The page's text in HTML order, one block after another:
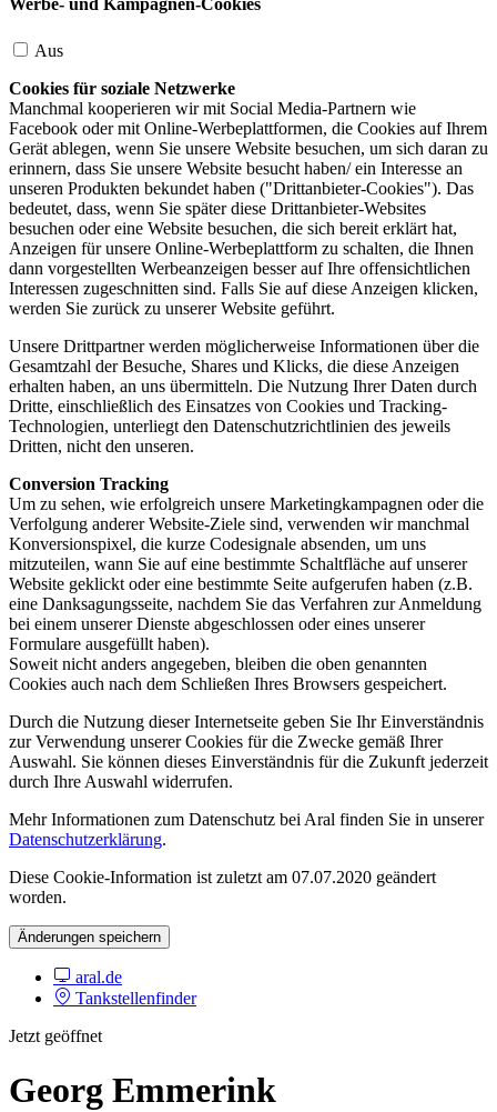
Werbe- und Kampagnen-Cookies
Aus
Cookies für soziale Netzwerke
Manchmal kooperieren wir mit Social Media-Partnern wie
Facebook oder mit Online-Werbeplattformen, die Cookies auf Ihrem
Gerät ablegen, wenn Sie unsere Website besuchen, um sich daran zu
erinnern, dass Sie unsere Website besucht haben/ ein Interesse an
unseren Produkten bekundet haben ("Drittanbieter-Cookies"). Das
bedeutet, dass, wenn Sie später diese Drittanbieter-Websites
besuchen oder eine Website besuchen, die sich bereit erklärt hat,
Anzeigen für unsere Online-Werbeplattform zu schalten, die Ihnen
dann vorgestellten Werbeanzeigen besser auf Ihre offensichtlichen
Interessen zugeschnitten sind. Falls Sie auf diese Anzeigen klicken,
werden Sie zurück zu unserer Website geführt.
Unsere Drittpartner werden möglicherweise Informationen über die
Gesamtzahl der Besuche, Shares und Klicks, die diese Anzeigen
erhalten haben, an uns übermitteln. Die Nutzung Ihrer Daten durch
Dritte, einschließlich des Einsatzes von Cookies und Tracking-
Technologien, unterliegt den Datenschutzrichtlinien des jeweils
Dritten, nicht den unseren.
Conversion Tracking
Um zu sehen, wie erfolgreich unsere Marketingkampagnen oder die
Verfolgung anderer Website-Ziele sind, verwenden wir manchmal
Konversionspixel, die kurze Codesignale absenden, um uns
mitzuteilen, wann Sie auf eine bestimmte Schaltfläche auf unserer
Website geklickt oder eine bestimmte Seite aufgerufen haben (z.B.
eine Danksagungsseite, nachdem Sie das Verfahren zur Anmeldung
bei einem unserer Dienste abgeschlossen oder eines unserer
Formulare ausgefüllt haben).
Soweit nicht anders angegeben, bleiben die oben genannten
Cookies auch nach dem Schließen Ihres Browsers gespeichert.
Durch die Nutzung dieser Internetseite geben Sie Ihr Einverständnis
zur Verwendung unserer Cookies für die Zwecke gemäß Ihrer
Auswahl. Sie können dieses Einverständnis für die Zukunft jederzeit
durch Ihre Auswahl widerrufen.
Mehr Informationen zum Datenschutz bei Aral finden Sie in unserer
Datenschutzerklärung.
Diese Cookie-Information ist zuletzt am 07.07.2020 geändert
worden.
Änderungen speichern
aral.de
Tankstellenfinder
Jetzt geöffnet
Georg Emmerink